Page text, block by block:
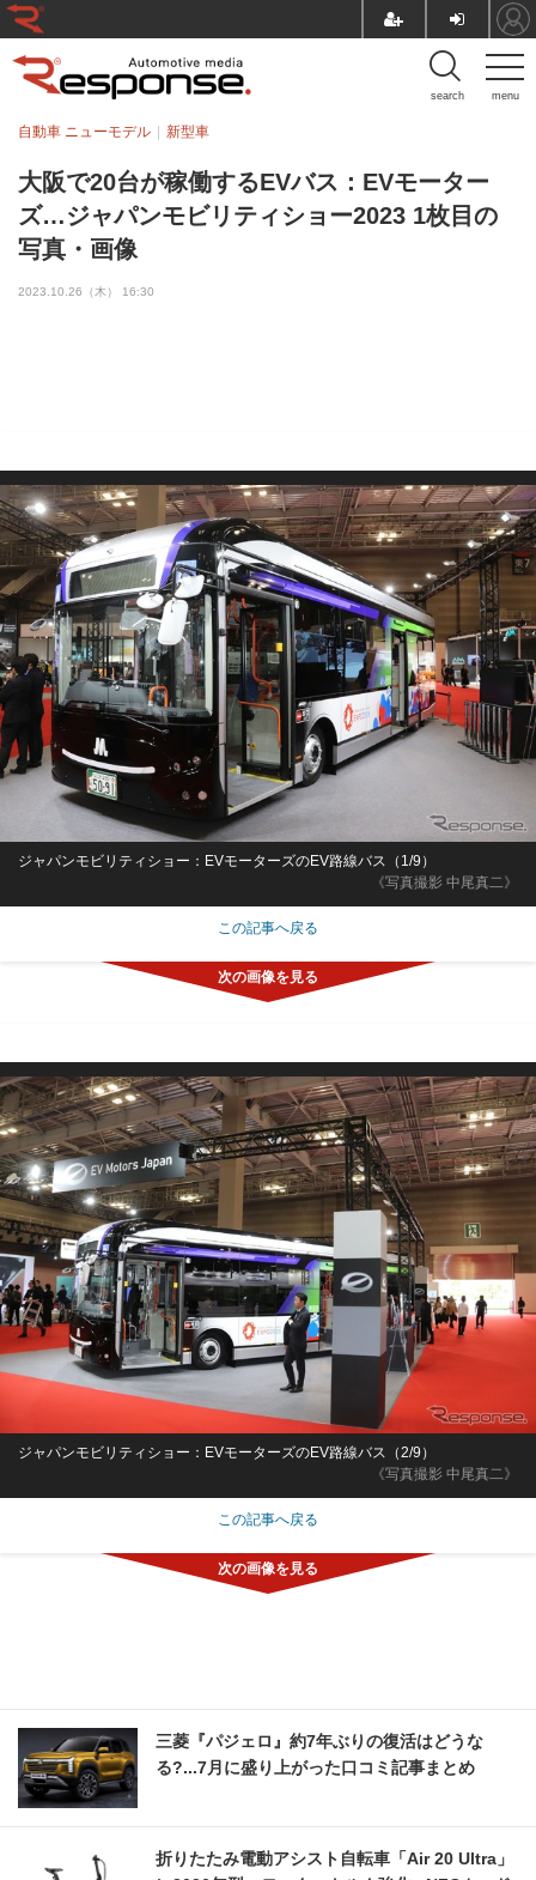
menu
search
大阪で20台が稼働するEVバス：EVモーター
ズ…ジャパンモビリティショー2023 1枚目の
写真・画像
自動車 ニューモデル 新型車
2023.10.26（木） 16:30
《写真撮影 中尾真二》
ジャパンモビリティショー：EVモーターズのEV路線バス（1/9）
この記事へ戻る
《写真撮影 中尾真二》
ジャパンモビリティショー：EVモーターズのEV路線バス（2/9）
この記事へ戻る
三菱『パジェロ』約7年ぶりの復活はどうな
る?...7月に盛り上がった口コミ記事まとめ
折りたたみ電動アシスト自転車「Air 20 Ultra」